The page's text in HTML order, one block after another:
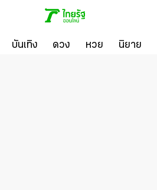
บันเทิง ดวง หวย นิยาย